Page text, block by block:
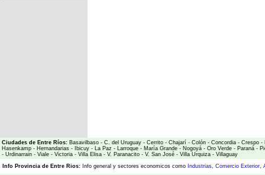
Ciudades de Entre Ríos: Basavilbaso - C. del Uruguay - Cerrito - Chajarí - Colón - Concordia - Crespo -
Hasenkamp - Hernandarias - Ibicuy - La Paz - Larroque - María Grande - Nogoyá - Oro Verde - Paraná -
- Urdinarrain - Viale - Victoria - Villa Elisa - V. Paranacito - V. San José - Villa Urquiza - Villaguay
Info Provincia de Entre Rios: Info general y sectores economicos como Industrias, Comercio Exterior,